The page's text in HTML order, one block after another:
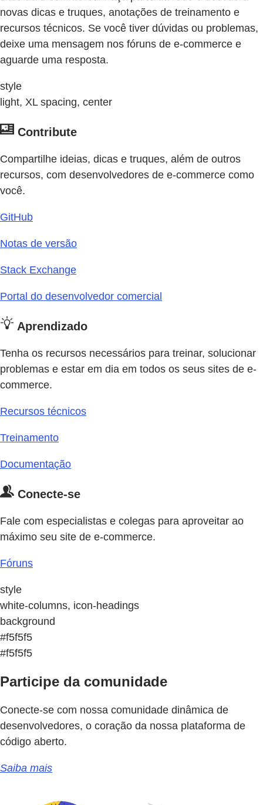
novas dicas e truques, anotações de treinamento e
recursos técnicos. Se você tiver dúvidas ou problemas,
deixe uma mensagem nos fóruns de e-commerce e
aguarde uma resposta.
style
light, XL spacing, center
Contribute
Compartilhe ideias, dicas e truques, além de outros
recursos, com desenvolvedores de e-commerce como
você.
GitHub
Notas de versão
Stack Exchange
Portal do desenvolvedor comercial
Aprendizado
Tenha os recursos necessários para treinar, solucionar
problemas e estar em dia em todos os seus sites de e-
commerce.
Recursos técnicos
Treinamento
Documentação
Conecte-se
Fale com especialistas e colegas para aproveitar ao
máximo seu site de e-commerce.
Fóruns
style
white-columns, icon-headings
background
#f5f5f5
#f5f5f5
Participe da comunidade
Conecte-se com nossa comunidade dinâmica de
desenvolvedores, o coração da nossa plataforma de
código aberto.
Saiba mais